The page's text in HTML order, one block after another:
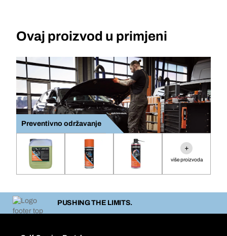
Ovaj proizvod u primjeni
Preventivno održavanje
+
više proizvoda
PUSHING THE LIMITS.